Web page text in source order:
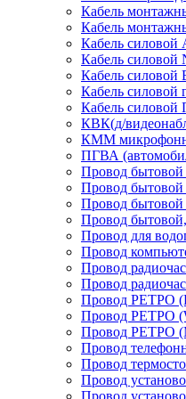
Кабель
Кабель
Кабель
Кабель
Кабель
Кабель
Кабель силовой
КВК(д/
КММ
ПГВА
Провод
Провод
Провод
Провод
Провод для
Провод
Провод
Провод
Провод РЕТРО
Провод РЕТРО
Провод
Провод
Провод
Провод